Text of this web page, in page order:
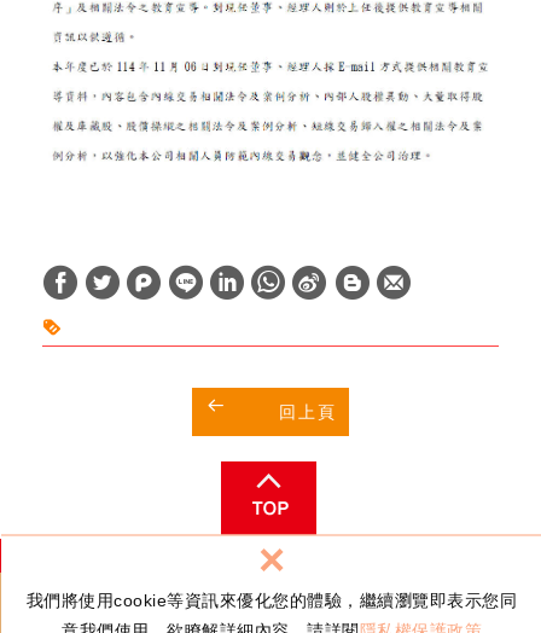
我們將使用cookie等資訊來優化您的體驗，繼續瀏覽即表示您同
×
W
a
t
s
A
p
p
S
n
a
W
b
回上頁
service@wax.com.tw